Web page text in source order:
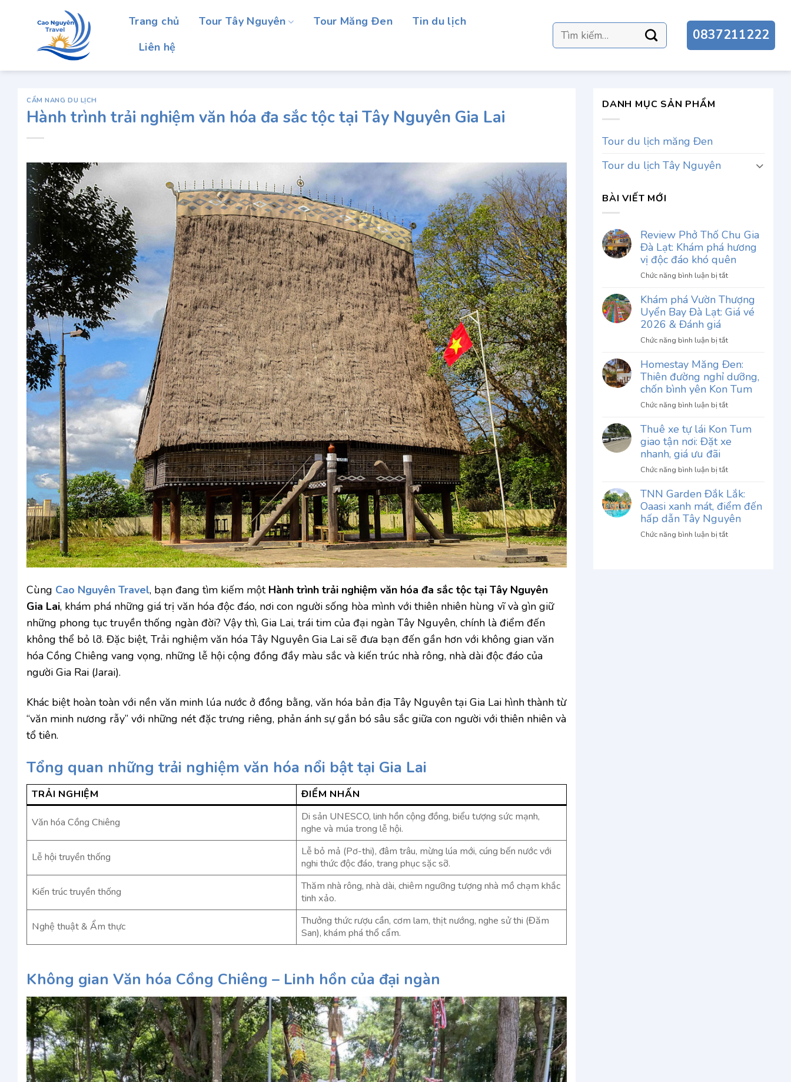
Trang chủ Tour Tây Nguyên Tour Măng Đen
Tin du lịch
Liên hệ
Tìm
kiếm:
0837211222
CẨM NANG DU LỊCH
Hành trình trải nghiệm văn hóa đa sắc tộc tại Tây Nguyên Gia Lai
Cùng Cao Nguyên Travel, bạn đang tìm kiếm một Hành trình trải nghiệm văn hóa đa sắc tộc tại Tây Nguyên
Gia Lai, khám phá những giá trị văn hóa độc đáo, nơi con người sống hòa mình với thiên nhiên hùng vĩ và gìn giữ
những phong tục truyền thống ngàn đời? Vậy thì, Gia Lai, trái tim của đại ngàn Tây Nguyên, chính là điểm đến
không thể bỏ lỡ. Đặc biệt, Trải nghiệm văn hóa Tây Nguyên Gia Lai​ sẽ đưa bạn đến gần hơn với không gian văn
hóa Cồng Chiêng vang vọng, những lễ hội cộng đồng đầy màu sắc và kiến trúc nhà rông, nhà dài độc đáo của
người Gia Rai (Jarai).
Khác biệt hoàn toàn với nền văn minh lúa nước ở đồng bằng, văn hóa bản địa Tây Nguyên tại Gia Lai hình thành từ
“văn minh nương rẫy” với những nét đặc trưng riêng, phản ánh sự gắn bó sâu sắc giữa con người với thiên nhiên và
tổ tiên.
Tổng quan những trải nghiệm văn hóa nổi bật tại Gia Lai
TRẢI NGHIỆM ĐIỂM NHẤN
Văn hóa Cồng Chiêng
Di sản UNESCO, linh hồn cộng đồng, biểu tượng sức mạnh,
nghe và múa trong lễ hội.
Lễ hội truyền thống
Lễ bỏ mả (Pơ-thi), đâm trâu, mừng lúa mới, cúng bến nước với
nghi thức độc đáo, trang phục sặc sỡ.
Kiến trúc truyền thống
Thăm nhà rông, nhà dài, chiêm ngưỡng tượng nhà mồ chạm khắc
tinh xảo.
Nghệ thuật & Ẩm thực
Thưởng thức rượu cần, cơm lam, thịt nướng, nghe sử thi (Đăm
San), khám phá thổ cẩm.
Không gian Văn hóa Cồng Chiêng – Linh hồn của đại ngàn
DANH MỤC SẢN PHẨM
Tour du lịch măng Đen
Tour du lịch Tây Nguyên
BÀI VIẾT MỚI
Review Phở Thố Chu Gia
Đà Lạt: Khám phá hương
vị độc đáo khó quên
Chức năng bình luận bị tắtở
Phở
Thố
Đà
Khám
phá
hương
vị
đáo
khó
Khám phá Vườn Thượng
Uyển Bay Đà Lạt: Giá vé
2026 & Đánh giá
Chức năng bình luận bị tắtở
phá
Vườn
Thượng
Bay
Lạt:
Giá
2026
Đánh
giá
Homestay Măng Đen:
Thiên đường nghỉ dưỡng,
chốn bình yên Kon Tum
Chức năng bình luận bị tắtở
Măng
Đen:
nghỉ
dưỡng,
chốn
bình
yên
Kon
Thuê xe tự lái Kon Tum
giao tận nơi: Đặt xe
nhanh, giá ưu đãi
Chức năng bình luận bị tắtở
xe
tự
lái
Tum
TNN Garden Đắk Lắk:
Oaasi xanh mát, điểm đến
hấp dẫn Tây Nguyên
Chức năng bình luận bị tắtở